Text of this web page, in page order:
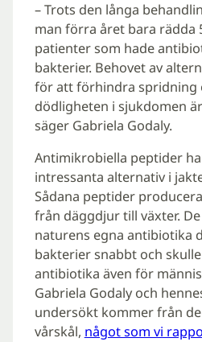
– Trots den långa
man förra året bara rädda
patienter som hade
bakterier. Behovet av
för att förhindra spridning
dödligheten i sjukdomen
säger Gabriela Godaly.
Antimikrobiella peptider
intressanta alternativ i
Sådana peptider
från däggdjur till växter.
naturens egna antibiotika
bakterier snabbt och
antibiotika även för
Gabriela Godaly och
undersökt kommer från
vårskål, något som vi